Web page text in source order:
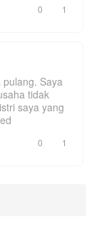
0 1
Saya
tidak
saya yang
0 1